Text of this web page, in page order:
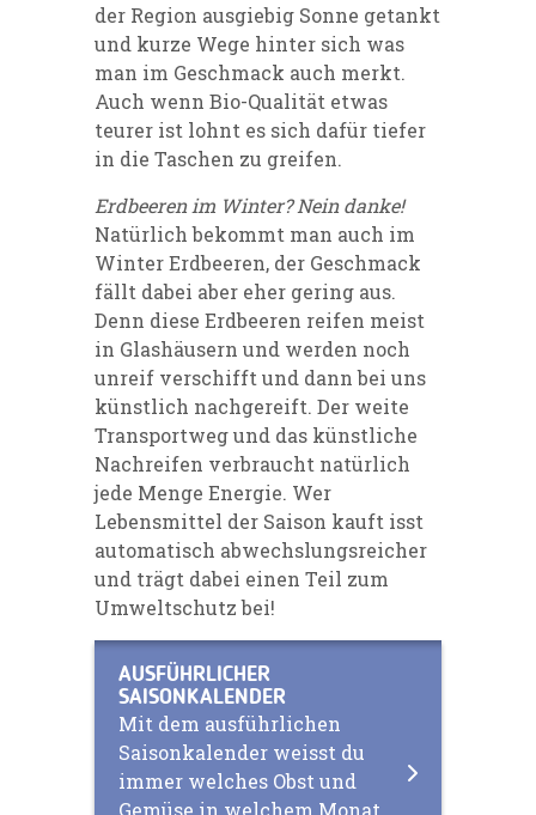
der Region ausgiebig Sonne getankt
und kurze Wege hinter sich was
man im Geschmack auch merkt.
Auch wenn Bio-Qualität etwas
teurer ist lohnt es sich dafür tiefer
in die Taschen zu greifen.
Erdbeeren im Winter? Nein danke!
Natürlich bekommt man auch im
Winter Erdbeeren, der Geschmack
fällt dabei aber eher gering aus.
Denn diese Erdbeeren reifen meist
in Glashäusern und werden noch
unreif verschifft und dann bei uns
künstlich nachgereift. Der weite
Transportweg und das künstliche
Nachreifen verbraucht natürlich
jede Menge Energie. Wer
Lebensmittel der Saison kauft isst
automatisch abwechslungsreicher
und trägt dabei einen Teil zum
Umweltschutz bei!
AUSFÜHRLICHER
SAISONKALENDER
Mit dem ausführlichen
Saisonkalender weisst du
immer welches Obst und
Gemüse in welchem Monat